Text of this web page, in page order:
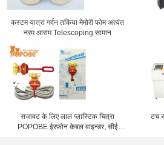
कस्टम यात्रा गर्दन तकिया मेमोरी फोम अत्यंत
नरम आराम Telescoping सामान
सजावट के लिए लाल प्लास्टिक चित्रा
POPOBE ईरफ़ोन केबल वाइन्डर, सीई
टच